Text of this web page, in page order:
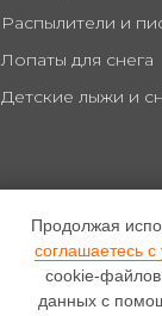
Распылители и
Лопаты для снега
Детские лыжи и
Продолжая
соглашаетесь
cookie-файлов
данных с